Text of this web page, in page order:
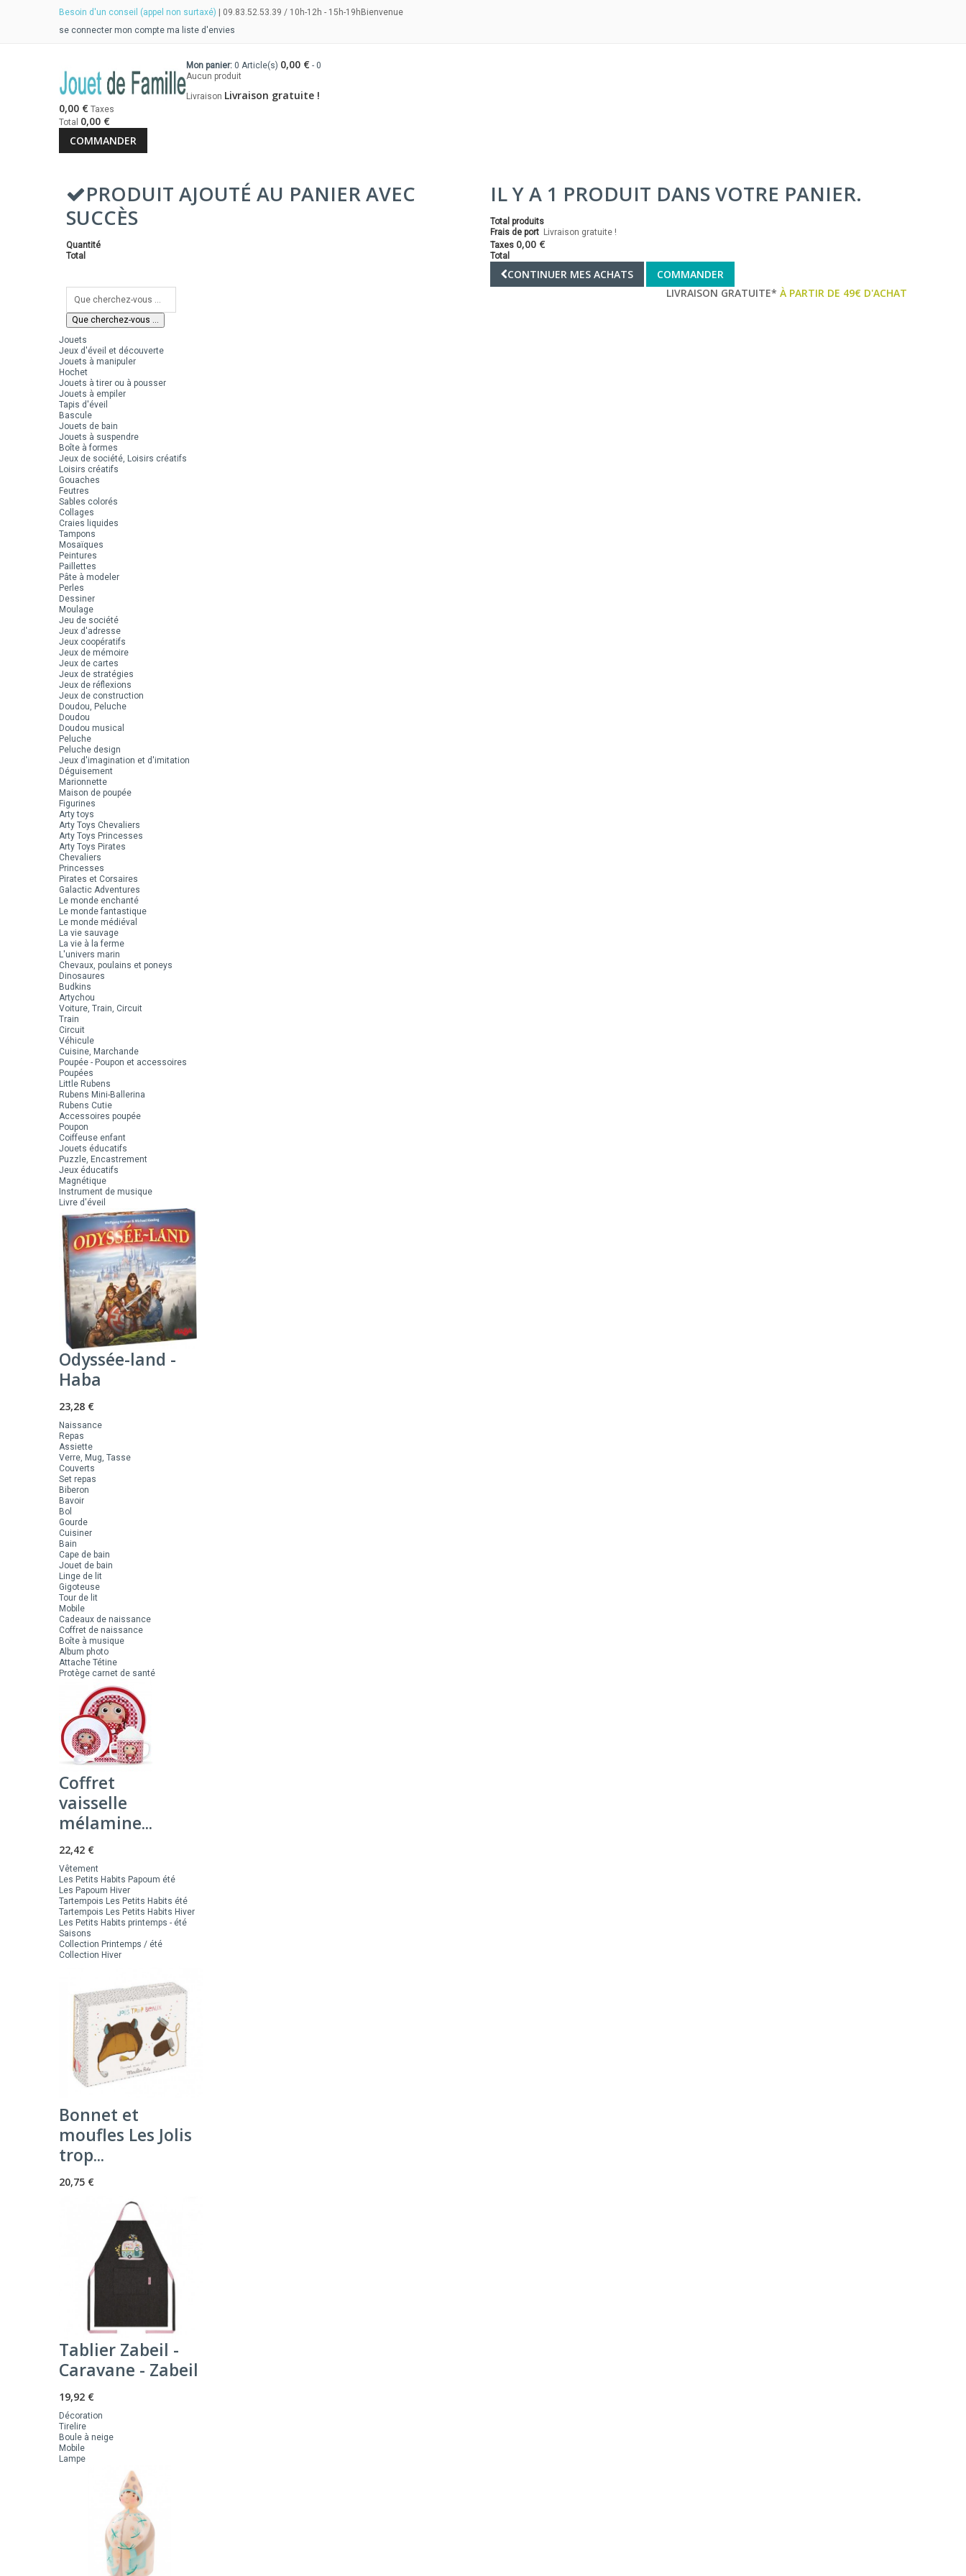
Besoin d'un conseil (appel non surtaxé) | 09.83.52.53.39 / 10h-12h - 15h-19h Bienvenue
se connecter mon compte ma liste d'envies
Mon panier: 0 Article(s) 0,00 € - 0
Aucun produit
Livraison Livraison gratuite !
0,00 € Taxes
Total 0,00 €
COMMANDER
PRODUIT AJOUTÉ AU PANIER AVEC
SUCCÈS
Quantité
Total
IL Y A 1 PRODUIT DANS VOTRE PANIER.
Total produits
Frais de port Livraison gratuite !
Taxes 0,00 €
Total
CONTINUER MES ACHATS COMMANDER
Que cherchez-vous ...
LIVRAISON GRATUITE* À PARTIR DE 49€ D'ACHAT
Jouets
Jeux d'éveil et découverte
Jouets à manipuler
Hochet
Jouets à tirer ou à pousser
Jouets à empiler
Tapis d'éveil
Bascule
Jouets de bain
Jouets à suspendre
Boîte à formes
Jeux de société, Loisirs créatifs
Loisirs créatifs
Gouaches
Feutres
Sables colorés
Collages
Craies liquides
Tampons
Mosaïques
Peintures
Paillettes
Pâte à modeler
Perles
Dessiner
Moulage
Jeu de société
Jeux d'adresse
Jeux coopératifs
Jeux de mémoire
Jeux de cartes
Jeux de stratégies
Jeux de réflexions
Jeux de construction
Doudou, Peluche
Doudou
Doudou musical
Peluche
Peluche design
Jeux d'imagination et d'imitation
Déguisement
Marionnette
Maison de poupée
Figurines
Arty toys
Arty Toys Chevaliers
Arty Toys Princesses
Arty Toys Pirates
Chevaliers
Princesses
Pirates et Corsaires
Galactic Adventures
Le monde enchanté
Le monde fantastique
Le monde médiéval
La vie sauvage
La vie à la ferme
L'univers marin
Chevaux, poulains et poneys
Dinosaures
Budkins
Artychou
Voiture, Train, Circuit
Train
Circuit
Véhicule
Cuisine, Marchande
Poupée - Poupon et accessoires
Poupées
Little Rubens
Rubens Mini-Ballerina
Rubens Cutie
Accessoires poupée
Poupon
Coiffeuse enfant
Jouets éducatifs
Puzzle, Encastrement
Jeux éducatifs
Magnétique
Instrument de musique
Livre d'éveil
Odyssée-land -
Haba
23,28 €
Naissance
Repas
Assiette
Verre, Mug, Tasse
Couverts
Set repas
Biberon
Bavoir
Bol
Gourde
Cuisiner
Bain
Cape de bain
Jouet de bain
Linge de lit
Gigoteuse
Tour de lit
Mobile
Cadeaux de naissance
Coffret de naissance
Boîte à musique
Album photo
Attache Tétine
Protège carnet de santé
Coffret
vaisselle
mélamine...
22,42 €
Vêtement
Les Petits Habits Papoum été
Les Papoum Hiver
Tartempois Les Petits Habits été
Tartempois Les Petits Habits Hiver
Les Petits Habits printemps - été
Saisons
Collection Printemps / été
Collection Hiver
Bonnet et
moufles Les Jolis
trop...
20,75 €
Tablier Zabeil -
Caravane - Zabeil
19,92 €
Décoration
Tirelire
Boule à neige
Mobile
Lampe